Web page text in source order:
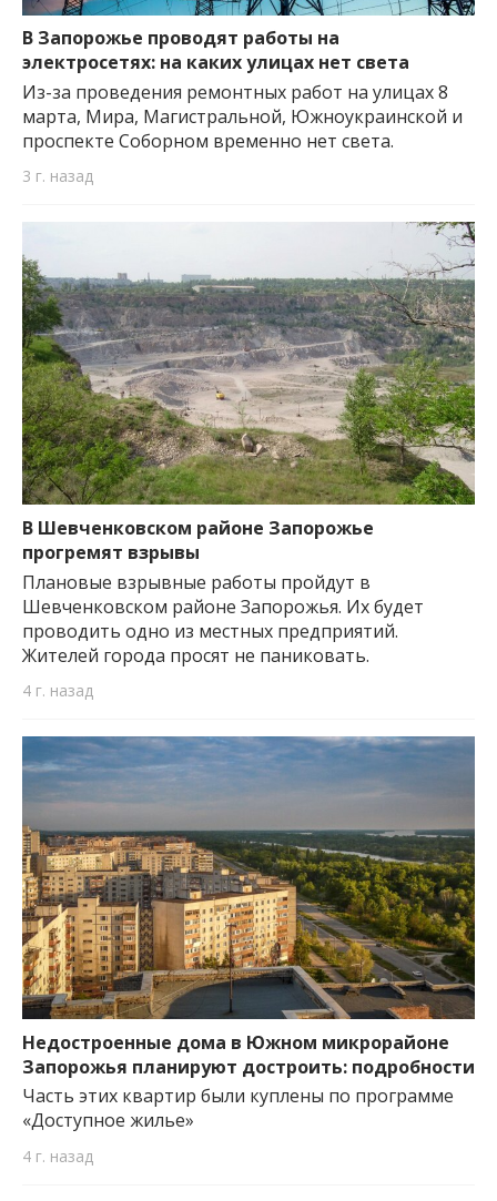
важную информацию о событиях
города Запорожья и области.
В Запорожье проводят работы на
электросетях: на каких улицах нет света
Из-за проведения ремонтных работ на улицах 8
марта, Мира, Магистральной, Южноукраинской и
проспекте Соборном временно нет света.
3 г. назад
В Шевченковском районе Запорожье
прогремят взрывы
Плановые взрывные работы пройдут в
Шевченковском районе Запорожья. Их будет
проводить одно из местных предприятий.
Жителей города просят не паниковать.
4 г. назад
Недостроенные дома в Южном микрорайоне
Запорожья планируют достроить: подробности
Часть этих квартир были куплены по программе
«Доступное жилье»
4 г. назад